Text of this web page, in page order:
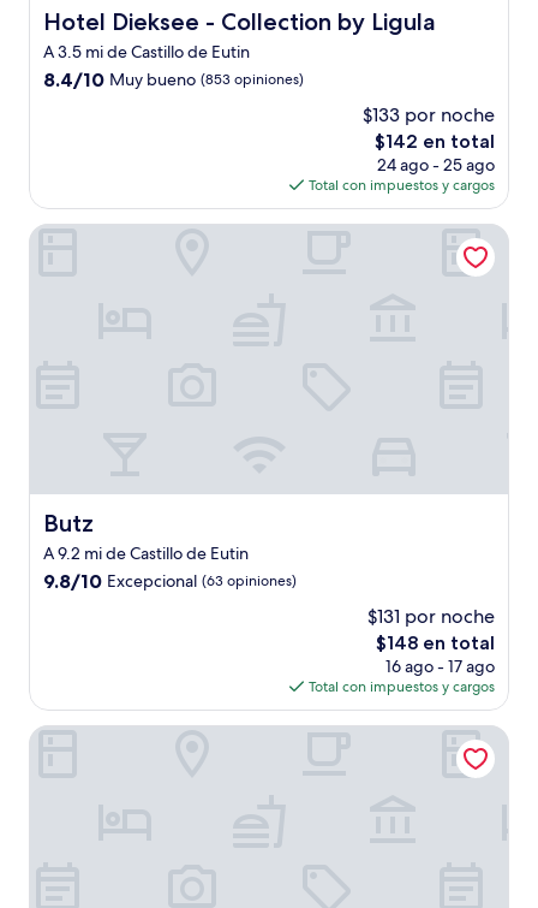
Hotel Dieksee - Collection by Ligula
Hotel Dieksee - Collection by Ligula
A 3.5 mi de Castillo de Eutin
8.4
opiniones)
8.4/10 Muy bueno (853 opiniones)
$133 por noche
El
precio
actual
es
de
$142 en total
24 ago - 25 ago
Total con impuestos y cargos
Butz
Butz
A 9.2 mi de Castillo de Eutin
9.8
9.8/10 Excepcional (63 opiniones)
$131 por noche
El
precio
actual
es
de
$148 en total
16 ago - 17 ago
Total con impuestos y cargos
Butz
Arborea Marina Resort Neustadt